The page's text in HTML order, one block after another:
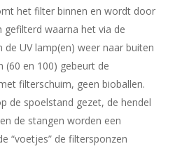
het filter binnen en wordt door
gefilterd waarna het via de
UV lamp(en) weer naar buiten
(60 en 100) gebeurt de
filterschuim, geen bioballen.
de spoelstand gezet, de hendel
de stangen worden een
“voetjes” de filtersponzen